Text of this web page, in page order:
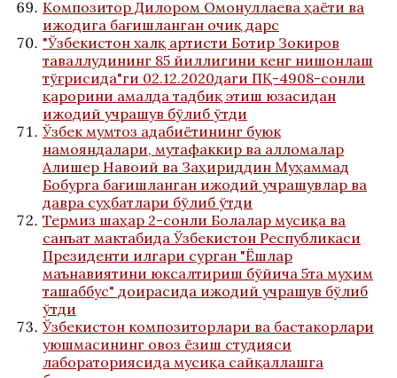
Композитор Дилором Омонуллаева ҳаёти ва
ижодига бағишланган очиқ дарс
"Ўзбекистон халқ артисти Ботир Зокиров
таваллудининг 85 йиллигини кенг нишонлаш
тўғрисида"ги 02.12.2020даги ПҚ-4908-сонли
қарорини амалда тадбиқ этиш юзасидан
ижодий учрашув бўлиб ўтди
Ўзбек мумтоз адабиётининг буюк
намояндалари, мутафаккир ва алломалар
Алишер Навоий ва Заҳириддин Муҳаммад
Бобурга бағишланган ижодий учрашувлар ва
давра суҳбатлари бўлиб ўтди
Термиз шаҳар 2-сонли Болалар мусиқа ва
санъат мактабида Ўзбекистон Республикаси
Президенти илгари сурган "Ёшлар
маънавиятини юксалтириш бўйича 5та муҳим
ташаббус" доирасида ижодий учрашув бўлиб
ўтди
Ўзбекистон композиторлари ва бастакорлари
уюшмасининг овоз ёзиш студияси
лабораториясида мусиқа сайқаллашга